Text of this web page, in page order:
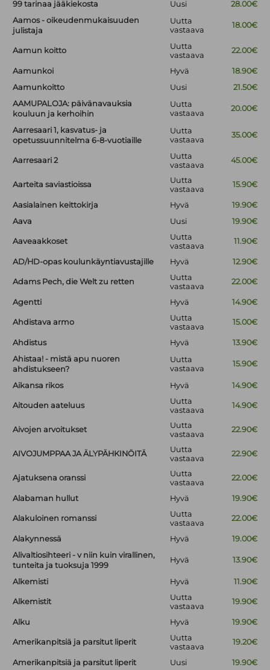
99 tarinaa jääkiekosta
Uusi
28.00€
Aamos - oikeudenmukaisuuden
julistaja
Uutta
vastaava
18.00€
Aamun koitto
Uutta
vastaava
22.00€
Aamunkoi Hyvä
18.90€
Aamunkoitto
Uusi
21.50€
AAMUPALOJA: päivänavauksia
kouluun ja kerhoihin
Uutta
vastaava
20.00€
Aarresaari 1, kasvatus- ja
opetussuunnitelma 6-8-vuotiaille
Uutta
vastaava
35.00€
Aarresaari 2
Uutta
vastaava
45.00€
Aarteita saviastioissa
Uutta
vastaava
15.90€
Aasialainen keittokirja Hyvä
19.90€
Aava
Uusi 19.90€
Aaveaakkoset
Uutta
vastaava
11.90€
AD/HD-opas koulunkäyntiavustajille Hyvä 12.90€
Adams Pech, die Welt zu retten
Uutta
vastaava
22.00€
Agentti Hyvä 14.90€
Ahdistava armo
Uutta
vastaava
15.00€
Ahdistus Hyvä
13.90€
Ahistaa! - mistä apu nuoren
ahdistukseen?
Uutta
vastaava
15.90€
Aikansa rikos Hyvä 14.90€
Aitouden aateluus
Uutta
vastaava
14.90€
Aivojen arvoitukset
Uutta
vastaava
22.90€
AIVOJUMPPAA JA ÄLYPÄHKINÖITÄ
Uutta
vastaava
22.90€
Ajatuksena oranssi
Uutta
vastaava
22.00€
Alabaman hullut Hyvä 19.90€
Alakuloinen romanssi
Uutta
vastaava
22.00€
Alakynnessä Hyvä
19.00€
Alivaltiosihteeri - v niin kuin virallinen,
tunteita ja tuoksuja 1999
Hyvä 13.90€
Alkemisti Hyvä 11.90€
Alkemistit
Uutta
vastaava
19.90€
Alku Hyvä 19.90€
Amerikanpitsiä ja parsitut liperit
Uutta
vastaava
19.20€
Amerikanpitsiä ja parsitut liperit Uusi
19.90€